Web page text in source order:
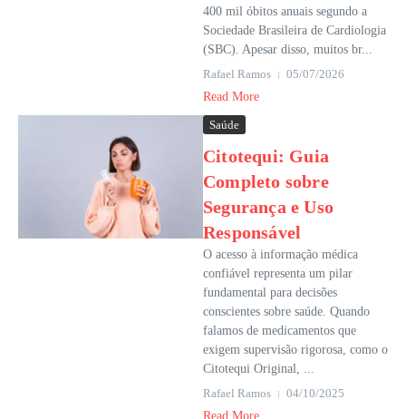
400 mil óbitos anuais segundo a
Sociedade Brasileira de Cardiologia
(SBC). Apesar disso, muitos br...
Rafael Ramos
05/07/2026
Read More
Saúde
Citotequi: Guia
Completo sobre
Segurança e Uso
Responsável
O acesso à informação médica
confiável representa um pilar
fundamental para decisões
conscientes sobre saúde. Quando
falamos de medicamentos que
exigem supervisão rigorosa, como o
Citotequi Original, ...
Rafael Ramos
04/10/2025
Read More